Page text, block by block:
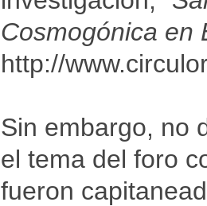
Cosmogónica en
http://
Sin embargo, no
el tema del foro
fueron